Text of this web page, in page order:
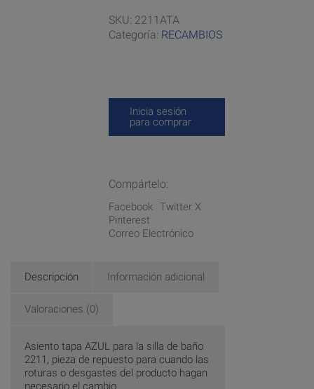
SKU: 2211ATA
Categoría: RECAMBIOS
Inicia sesión
para comprar
Compártelo:
Facebook Twitter X
Pinterest
Correo Electrónico
Descripción Información adicional
Valoraciones (0)
Asiento tapa AZUL para la silla de baño
2211, pieza de repuesto para cuando las
roturas o desgastes del producto hagan
necesario el cambio.